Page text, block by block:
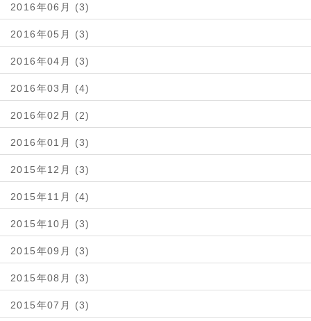
2016年06月 (3)
2016年05月 (3)
2016年04月 (3)
2016年03月 (4)
2016年02月 (2)
2016年01月 (3)
2015年12月 (3)
2015年11月 (4)
2015年10月 (3)
2015年09月 (3)
2015年08月 (3)
2015年07月 (3)